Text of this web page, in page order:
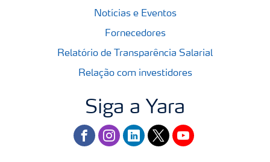
Notícias e Eventos
Fornecedores
Relatório de Transparência Salarial
Relação com investidores
Siga a Yara
facebookinstagram
linkedintwitteryoutube